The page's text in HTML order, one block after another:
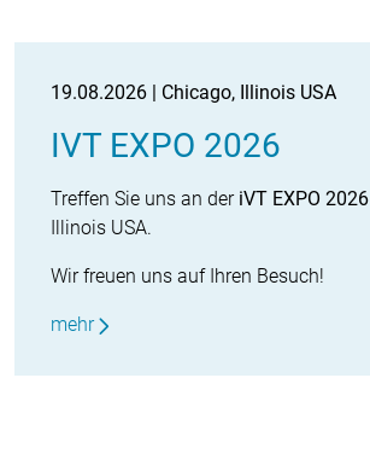
19.08.2026 | Chicago, Illinois USA
IVT EXPO 2026
Treffen Sie uns an der iVT EXPO 2026
Illinois USA.
Wir freuen uns auf Ihren Besuch!
mehr